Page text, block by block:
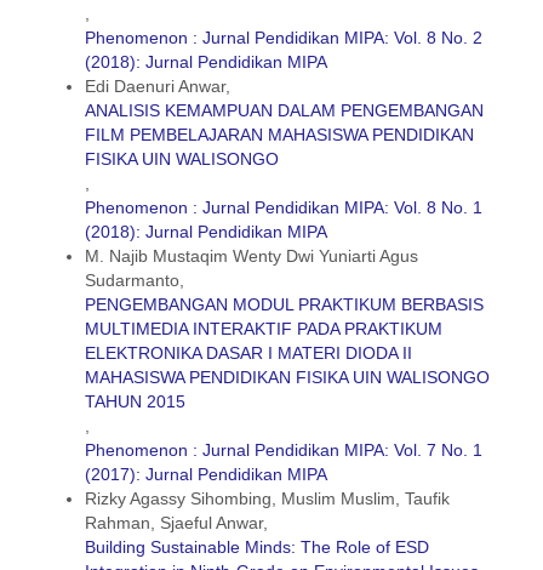
Phenomenon : Jurnal Pendidikan MIPA: Vol. 8 No. 2
(2018): Jurnal Pendidikan MIPA
Edi Daenuri Anwar,
ANALISIS KEMAMPUAN DALAM PENGEMBANGAN
FILM PEMBELAJARAN MAHASISWA PENDIDIKAN
FISIKA UIN WALISONGO
Phenomenon : Jurnal Pendidikan MIPA: Vol. 8 No. 1
(2018): Jurnal Pendidikan MIPA
M. Najib Mustaqim Wenty Dwi Yuniarti Agus
Sudarmanto,
PENGEMBANGAN MODUL PRAKTIKUM BERBASIS
MULTIMEDIA INTERAKTIF PADA PRAKTIKUM
ELEKTRONIKA DASAR I MATERI DIODA II
MAHASISWA PENDIDIKAN FISIKA UIN WALISONGO
TAHUN 2015
Phenomenon : Jurnal Pendidikan MIPA: Vol. 7 No. 1
(2017): Jurnal Pendidikan MIPA
Rizky Agassy Sihombing, Muslim Muslim, Taufik
Rahman, Sjaeful Anwar,
Building Sustainable Minds: The Role of ESD